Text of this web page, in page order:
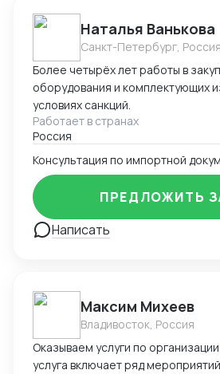
Наталья Ванькова
Санкт-Петербург, Россия
Более четырёх лет работы в
оборудования и комплектующих
условиях санкций.
Работает в странах
Россия
Написать
ПРЕДЛОЖИТЬ
Максим Михеев
Владивосток, Россия
Оказываем услуги по
услуга включает ряд